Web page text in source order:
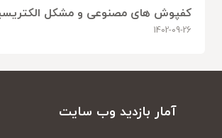
کفپوش های مصنوعی و مشکل
1402-09-26
آمار بازدید وب سایت